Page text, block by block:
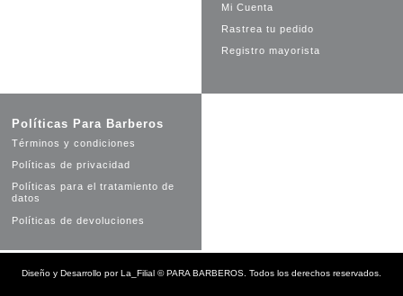
Mi Cuenta
Rastrea tu pedido
Registro mayorista
Políticas Para Barberos
Términos y condiciones
Políticas de privacidad
Políticas para el tratamiento de
datos
Políticas de devoluciones
Diseño y Desarrollo porLa_Filial ©PARA BARBEROS. Todos los derechos reservados.